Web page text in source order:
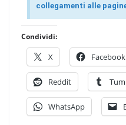
collegamenti alle
Condividi:
X Facebook
Reddit
WhatsApp